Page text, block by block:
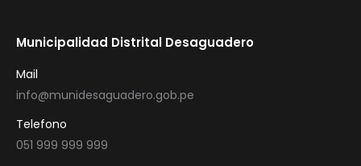
Municipalidad Distrital Desaguadero
Mail
info@munidesaguadero.gob.pe
Telefono
051 999 999 999